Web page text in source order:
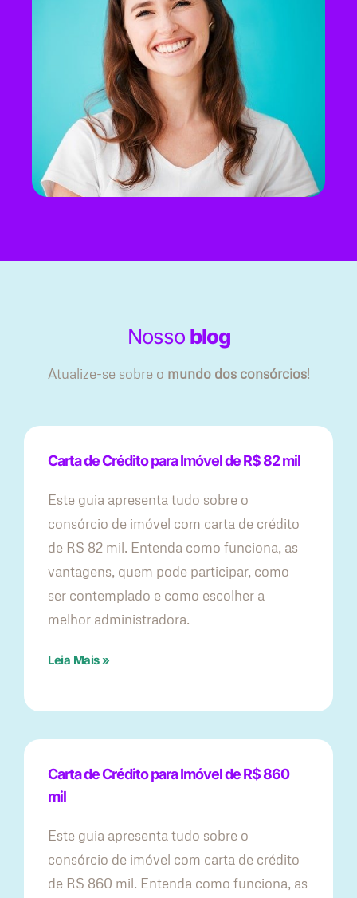
Nosso blog
Atualize-se sobre o mundo dos consórcios!
Carta de Crédito para Imóvel de R$ 82 mil
Este guia apresenta tudo sobre o
consórcio de imóvel com carta de crédito
de R$ 82 mil. Entenda como funciona, as
vantagens, quem pode participar, como
ser contemplado e como escolher a
melhor administradora.
Leia Mais »
Carta de Crédito para Imóvel de R$ 860
mil
Este guia apresenta tudo sobre o
consórcio de imóvel com carta de crédito
de R$ 860 mil. Entenda como funciona, as